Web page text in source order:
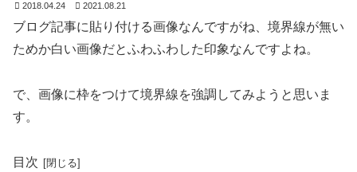
2018.04.24 2021.08.21
ブログ記事に貼り付ける画像なんですがね、境界線が無い
ためか白い画像だとふわふわした印象なんですよね。
で、画像に枠をつけて境界線を強調してみようと思いま
す。
目次